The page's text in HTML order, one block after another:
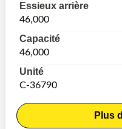
Essieux arrière
46,000
Capacité
46,000
Unité
C-36790
Plus